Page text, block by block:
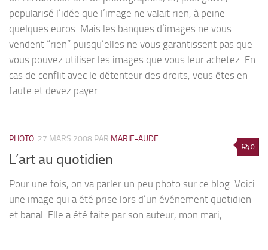
popularisé l’idée que l’image ne valait rien, à peine
quelques euros. Mais les banques d’images ne vous
vendent “rien” puisqu’elles ne vous garantissent pas que
vous pouvez utiliser les images que vous leur achetez. En
cas de conflit avec le détenteur des droits, vous êtes en
faute et devez payer.
0
PHOTO 27 MARS 2008 PAR MARIE-AUDE
L’art au quotidien
Pour une fois, on va parler un peu photo sur ce blog. Voici
une image qui a été prise lors d’un événement quotidien
et banal. Elle a été faite par son auteur, mon mari,...